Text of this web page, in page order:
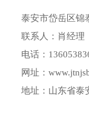
泰安市岱岳区锦
联系人：肖经理
电话：
网址：
地址：山东省泰